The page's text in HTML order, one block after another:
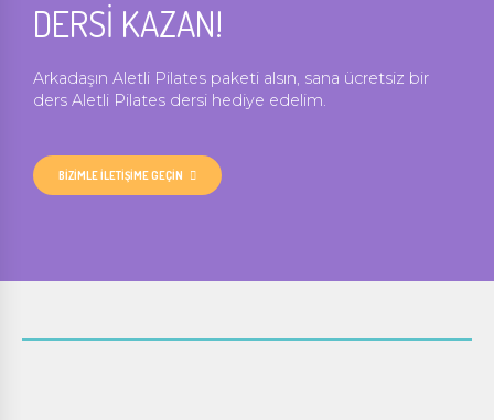
DERSİ KAZAN!
Arkadaşın Aletli Pilates paketi alsın, sana ücretsiz bir
ders Aletli Pilates dersi hediye edelim.
BİZİMLE İLETİŞİME GEÇİN